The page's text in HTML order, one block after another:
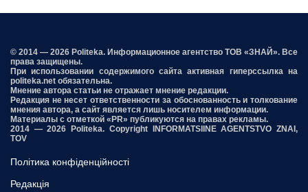
© 2014 — 2026 Politeka. Информационное агентство ТОВ «ЗНАЙ». Все
права защищены.
При использовании содержимого сайта активная гиперссылка на
politeka.net обязательна.
Мнение автора статьи не отражает мнение редакции.
Редакция не несет ответственности за обоснованность и толкование
мнения автора, а сайт является лишь носителем информации.
Материалы с отметкой «PR» публикуются на правах рекламы.
2014 — 2026 Politeka. Copyright INFORMATSIINE AGENTSTVO ZNAI,
TOV
Політика конфіденційності
Редакція